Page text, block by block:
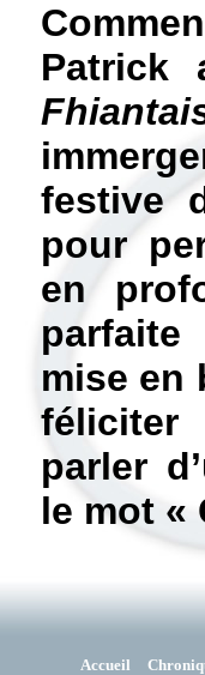
Patrick
festive
pour
en
parfaite
mise en
féliciter
parler
le mot «
Accueil